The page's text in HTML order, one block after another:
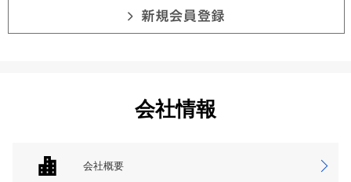
会社情報
会社概要